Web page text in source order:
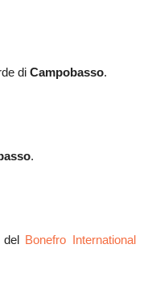
di Campobasso.
.
Bonefro International